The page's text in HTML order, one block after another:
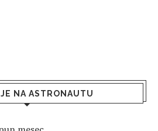
NA ASTRONAUTU